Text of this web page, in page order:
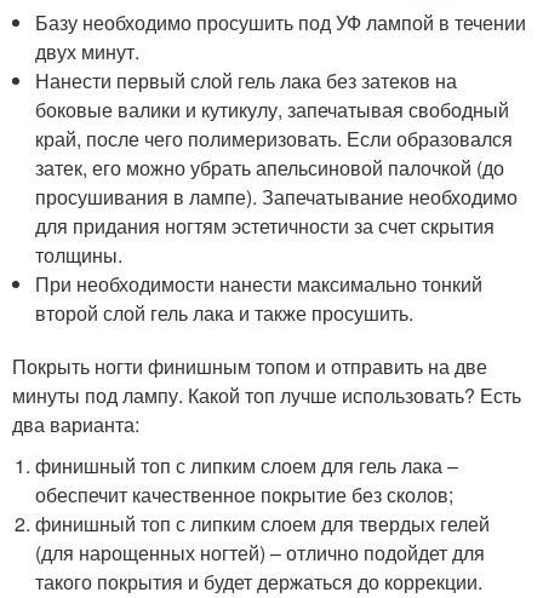
Базу необходимо просушить под УФ лампой в течении
двух минут.
Нанести первый слой гель лака без затеков на
боковые валики и кутикулу, запечатывая свободный
край, после чего полимеризовать. Если образовался
затек, его можно убрать апельсиновой палочкой (до
просушивания в лампе). Запечатывание необходимо
для придания ногтям эстетичности за счет скрытия
толщины.
При необходимости нанести максимально тонкий
второй слой гель лака и также просушить.
Покрыть ногти финишным топом и отправить на две
минуты под лампу. Какой топ лучше использовать? Есть
два варианта:
финишный топ с липким слоем для гель лака –
обеспечит качественное покрытие без сколов;
финишный топ с липким слоем для твердых гелей
(для нарощенных ногтей) – отлично подойдет для
такого покрытия и будет держаться до коррекции.